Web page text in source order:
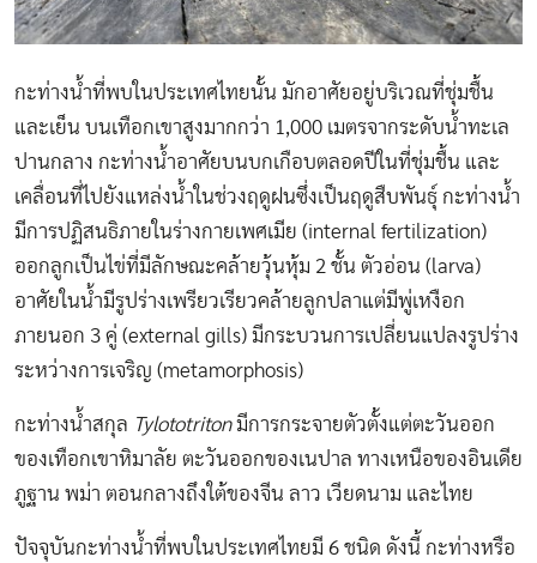
กะท่างน้ำที่พบในประเทศไทยนั้น มักอาศัยอยู่บริเวณที่ชุ่มชื้น
และเย็น บนเทือกเขาสูงมากกว่า 1,000 เมตรจากระดับน้ำทะเล
ปานกลาง กะท่างน้ำอาศัยบนบกเกือบตลอดปีในที่ชุ่มชื้น และ
เคลื่อนที่ไปยังแหล่งน้ำในช่วงฤดูฝนซึ่งเป็นฤดูสืบพันธุ์ กะท่างน้ำ
มีการปฏิสนธิภายในร่างกายเพศเมีย (internal fertilization)
ออกลูกเป็นไข่ที่มีลักษณะคล้ายวุ้นหุ้ม 2 ชั้น ตัวอ่อน (larva)
อาศัยในน้ำมีรูปร่างเพรียวเรียวคล้ายลูกปลาแต่มีพู่เหงือก
ภายนอก 3 คู่ (external gills) มีกระบวนการเปลี่ยนแปลงรูปร่าง
ระหว่างการเจริญ (metamorphosis)
กะท่างน้ำสกุล Tylototritonมีการกระจายตัวตั้งแต่ตะวันออก
ของเทือกเขาหิมาลัย ตะวันออกของเนปาล ทางเหนือของอินเดีย
ภูฐาน พม่า ตอนกลางถึงใต้ของจีน ลาว เวียดนาม และไทย
ปัจจุบันกะท่างน้ำที่พบในประเทศไทยมี 6 ชนิด ดังนี้ กะท่างหรือ